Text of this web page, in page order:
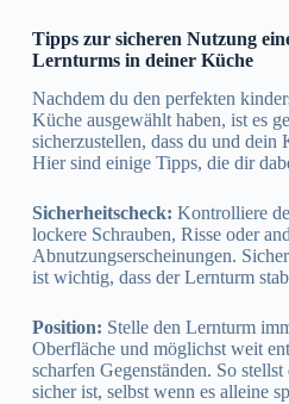
Tipps zur sicheren Nutzung
Lernturms in deiner Küche
Nachdem du den perfekten
Küche ausgewählt haben, ist es
sicherzustellen, dass du und dein
Hier sind einige Tipps, die dir
Sicherheitscheck: Kontrolliere
lockere Schrauben, Risse oder
Abnutzungserscheinungen.
ist wichtig, dass der Lernturm
Position: Stelle den Lernturm
Oberfläche und möglichst weit
scharfen Gegenständen. So
sicher ist, selbst wenn es alleine